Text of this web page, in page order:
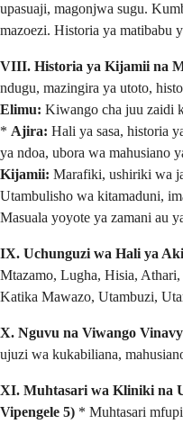
upasuaji, magonjwa sugu.
mazoezi. Historia ya matibabu
VIII. Historia ya Kijamii na
ndugu, mazingira ya utoto,
Elimu: Kiwango cha juu zaidi
* Ajira: Hali ya sasa, historia
ya ndoa, ubora wa mahusiano
Kijamii: Marafiki, ushiriki wa
Utambulisho wa kitamaduni,
Masuala yoyote ya zamani au
IX. Uchunguzi wa Hali ya
Mtazamo, Lugha, Hisia,
Katika Mawazo, Utambuzi,
X. Nguvu na Viwango
ujuzi wa kukabiliana,
XI. Muhtasari wa Kliniki na
Vipengele 5) * Muhtasari